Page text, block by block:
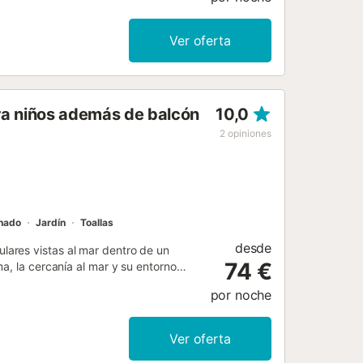
preferido de los franceses,
juegos infantiles accesibles de
de agua implementadas durante
Ver oferta
niños además de balcón
10,0
2 opiniones
Jardín Toallas
vistas al mar dentro de un
la cercanía al mar y su entorno
- 2 habitaciones, la principal
- 2 baños. - Terraza cerraza con
de fuengirola y 20-30 minutos de
desde
74 €
por noche
Ver oferta